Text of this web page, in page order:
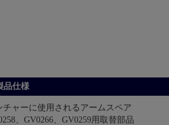
品仕様
チャーに使用されるアームスペア
、GV0266、GV0259用取替部品